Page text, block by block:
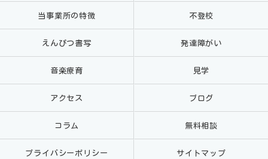
当事業所の特徴 不登校
えんぴつ書写 発達障がい
音楽療育 見学
アクセス ブログ
コラム 無料相談
プライバシーポリシー サイトマップ